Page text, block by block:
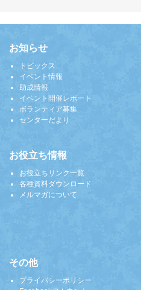
お知らせ
トピックス
イベント情報
助成情報
イベント開催レポート
ボランティア募集
センターだより
お役立ち情報
お役立ちリンク一覧
各種資料ダウンロード
メルマガについて
その他
プライバシーポリシー